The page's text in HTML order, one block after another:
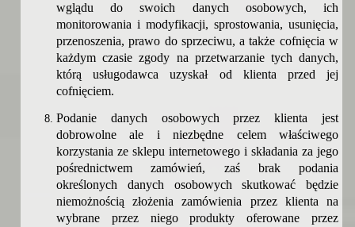
wglądu do swoich danych osobowych, ich
monitorowania i modyfikacji, sprostowania, usunięcia,
przenoszenia, prawo do sprzeciwu, a także cofnięcia w
każdym czasie zgody na przetwarzanie tych danych,
którą usługodawca uzyskał od klienta przed jej
cofnięciem.
Podanie danych osobowych przez klienta jest
dobrowolne ale i niezbędne celem właściwego
korzystania ze sklepu internetowego i składania za jego
pośrednictwem zamówień, zaś brak podania
określonych danych osobowych skutkować będzie
niemożnością złożenia zamówienia przez klienta na
wybrane przez niego produkty oferowane przez